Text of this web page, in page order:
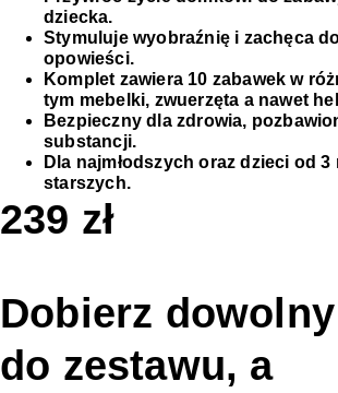
dziecka.
Stymuluje wyobraźnię i zachęca
opowieści.
Komplet zawiera 10 zabawek w
tym mebelki, zwuerzęta a nawet
Bezpieczny dla zdrowia,
substancji.
Dla najmłodszych oraz dzieci od
starszych.
239 zł
Dobierz
do zestawu, a